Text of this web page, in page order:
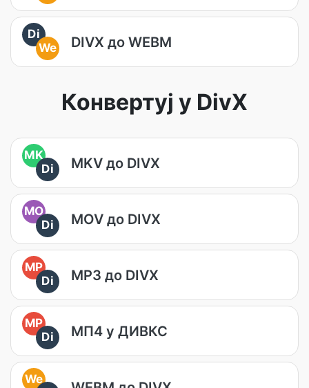
Di
We
DIVX до WEBM
Конвертуј у DivX
MK
Di
MKV до DIVX
MO
Di
MOV до DIVX
MP
Di
MP3 до DIVX
MP
Di
МП4 у ДИВКС
We